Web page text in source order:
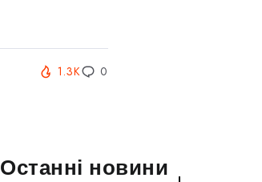
1.3K 0
Останні новини